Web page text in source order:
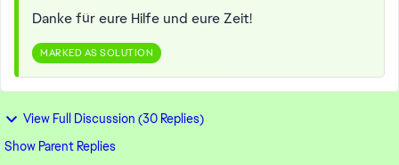
Danke für eure Hilfe und eure Zeit!
MARKED AS SOLUTION
View Full Discussion (30 Replies)
Show Parent Replies